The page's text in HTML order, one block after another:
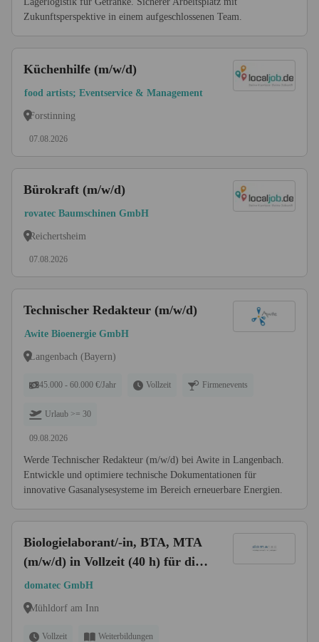
Zukunftsperspektive in einem aufgeschlossenen Team.
Küchenhilfe (m/w/d)
food artists; Eventservice & Management
Forstinning
07.08.2026
Bürokraft (m/w/d)
rovatec Baumschinen GmbH
Reichertsheim
07.08.2026
Technischer Redakteur (m/w/d)
Awite Bioenergie GmbH
Langenbach (Bayern)
45.000 - 60.000 €/Jahr Vollzeit Firmenevents
Urlaub >= 30
09.08.2026
Werde Technischer Redakteur (m/w/d) bei Awite in Langenbach.
Entwickle und optimiere technische Dokumentationen für
innovative Gasanalysesysteme im Bereich erneuerbare Energien.
Biologielaborant/-in, BTA, MTA
(m/w/d) in Vollzeit (40 h) für die
Abteilung Mikrobiologie (Bereich
Trinkwasser/Nutzwasser)
domatec GmbH
Mühldorf am Inn
Vollzeit Weiterbildungen